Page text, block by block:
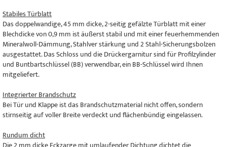
Stabiles Türblatt
Das doppelwandige, 45 mm dicke, 2-seitig gefälzte Türblatt mit einer
Blechdicke von 0,9 mm ist äußerst stabil und mit einer feuerhemmenden
Mineralwoll-Dämmung, Stahlver stärkung und 2 Stahl-Sicherungsbolzen
ausgestattet. Das Schloss und die Drückergarnitur sind für Profilzylinder
und Buntbartschlüssel (BB) verwendbar, ein BB-Schlüssel wird Ihnen
mitgeliefert.
Integrierter Brandschutz
Bei Tür und Klappe ist das Brandschutzmaterial nicht offen, sondern
stirnseitig auf voller Breite verdeckt und flächenbündig eingelassen.
Rundum dicht